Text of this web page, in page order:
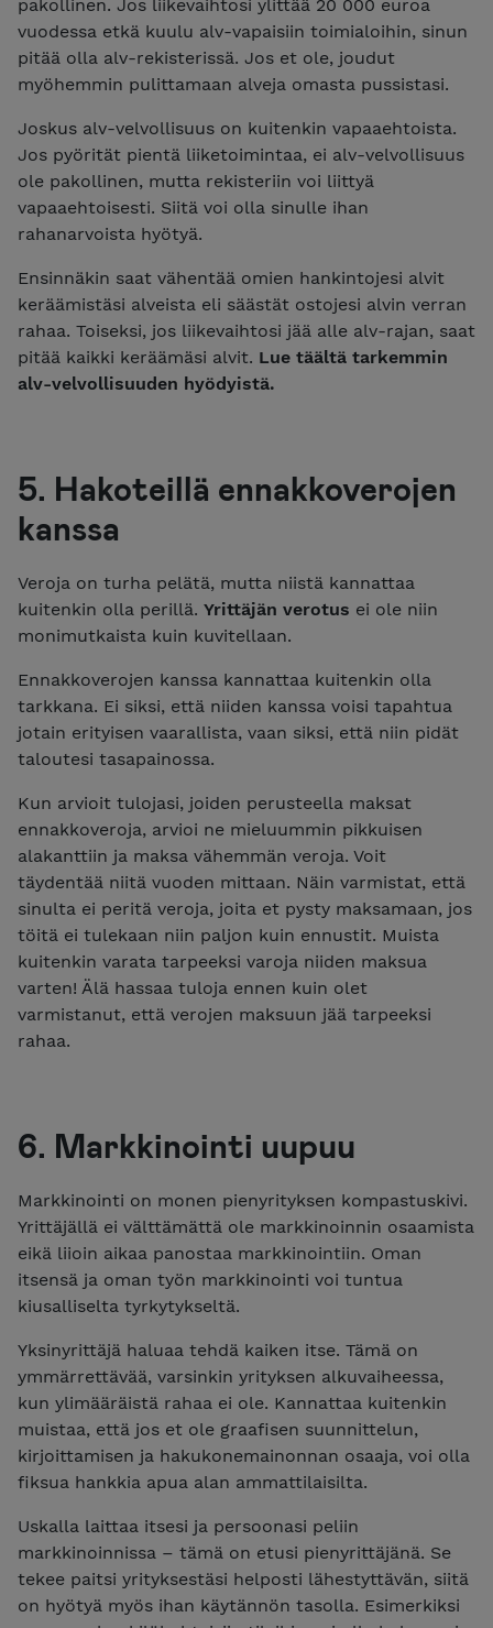
pakollinen. Jos liikevaihtosi ylittää 20 000 euroa
vuodessa etkä kuulu alv-vapaisiin toimialoihin, sinun
pitää olla alv-rekisterissä. Jos et ole, joudut
myöhemmin pulittamaan alveja omasta pussistasi.
Joskus alv-velvollisuus on kuitenkin vapaaehtoista.
Jos pyörität pientä liiketoimintaa, ei alv-velvollisuus
ole pakollinen, mutta rekisteriin voi liittyä
vapaaehtoisesti. Siitä voi olla sinulle ihan
rahanarvoista hyötyä.
Ensinnäkin saat vähentää omien hankintojesi alvit
keräämistäsi alveista eli säästät ostojesi alvin verran
rahaa. Toiseksi, jos liikevaihtosi jää alle alv-rajan, saat
pitää kaikki keräämäsi alvit. Lue täältä tarkemmin
alv-velvollisuuden hyödyistä.
5. Hakoteillä ennakkoverojen
kanssa
Veroja on turha pelätä, mutta niistä kannattaa
kuitenkin olla perillä. Yrittäjän verotus ei ole niin
monimutkaista kuin kuvitellaan.
Ennakkoverojen kanssa kannattaa kuitenkin olla
tarkkana. Ei siksi, että niiden kanssa voisi tapahtua
jotain erityisen vaarallista, vaan siksi, että niin pidät
taloutesi tasapainossa.
Kun arvioit tulojasi, joiden perusteella maksat
ennakkoveroja, arvioi ne mieluummin pikkuisen
alakanttiin ja maksa vähemmän veroja. Voit
täydentää niitä vuoden mittaan. Näin varmistat, että
sinulta ei peritä veroja, joita et pysty maksamaan, jos
töitä ei tulekaan niin paljon kuin ennustit. Muista
kuitenkin varata tarpeeksi varoja niiden maksua
varten! Älä hassaa tuloja ennen kuin olet
varmistanut, että verojen maksuun jää tarpeeksi
rahaa.
6. Markkinointi uupuu
Markkinointi on monen pienyrityksen kompastuskivi.
Yrittäjällä ei välttämättä ole markkinoinnin osaamista
eikä liioin aikaa panostaa markkinointiin. Oman
itsensä ja oman työn markkinointi voi tuntua
kiusalliselta tyrkytykseltä.
Yksinyrittäjä haluaa tehdä kaiken itse. Tämä on
ymmärrettävää, varsinkin yrityksen alkuvaiheessa,
kun ylimääräistä rahaa ei ole. Kannattaa kuitenkin
muistaa, että jos et ole graafisen suunnittelun,
kirjoittamisen ja hakukonemainonnan osaaja, voi olla
fiksua hankkia apua alan ammattilaisilta.
Uskalla laittaa itsesi ja persoonasi peliin
markkinoinnissa – tämä on etusi pienyrittäjänä. Se
tekee paitsi yrityksestäsi helposti lähestyttävän, siitä
on hyötyä myös ihan käytännön tasolla. Esimerkiksi